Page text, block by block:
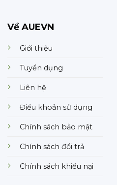
Về AUEVN
Giới thiệu
Tuyển dụng
Liên hệ
Điều khoản sử dụng
Chính sách bảo mật
Chính sách đổi trả
Chính sách khiếu nại